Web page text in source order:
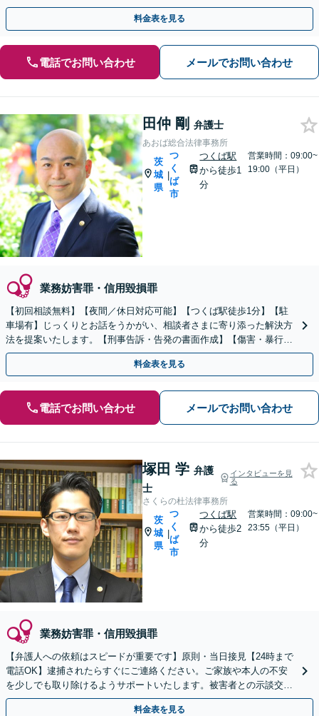
動きます！【夜間・休日の相談可能】
料金表を見る
電話でお問い合わせ メールでお問い合わせ
田仲 剛 弁護士
あおば総合法律事務所
茨
城
県
|
つ
く
ば
市
つくば駅
から徒歩1
分
営業時間：09:00~
19:00（平日）
業務妨害罪・信用毀損罪
【初回相談無料】【夜間／休日対応可能】【つくば駅徒歩1分】【駐
車場有】じっくりとお話をうかがい、相談者さまに寄り添った解決方
法を提案いたします。【刑事告訴・告発の書面作成】【傷害・暴行・
窃盗・詐欺・覚せい剤】【私選・国選弁護人を数多く経験】
料金表を見る
電話でお問い合わせ メールでお問い合わせ
塚田 学 弁護
士
インタビューを見
る
さくらの杜法律事務所
茨
城
県
|
つ
く
ば
市
つくば駅
から徒歩2
分
営業時間：09:00~
23:55（平日）
業務妨害罪・信用毀損罪
【弁護人への依頼はスピードが重要です】原則・当日接見【24時まで
電話OK】逮捕されたらすぐにご連絡ください。ご家族や本人の不安
を少しでも取り除けるようサポートいたします。被害者との示談交渉
もお任せください。
料金表を見る